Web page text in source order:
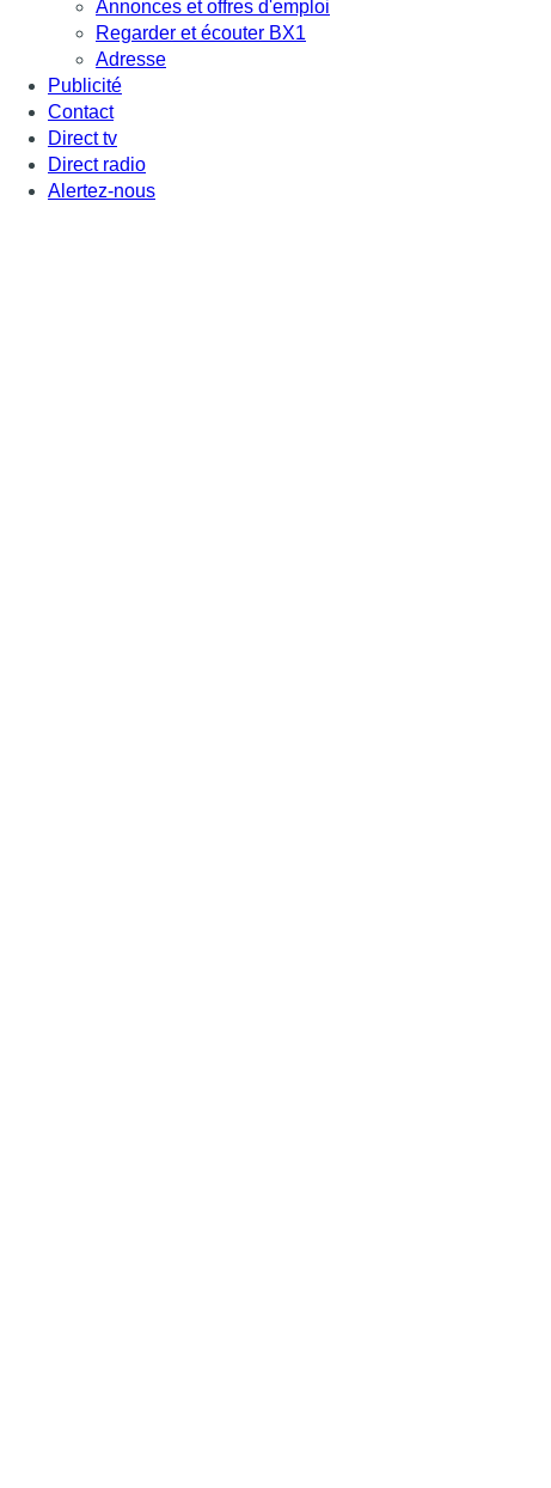
Annonces et offres d'emploi
Regarder et écouter BX1
Adresse
Publicité
Contact
Direct tv
Direct radio
Alertez-nous